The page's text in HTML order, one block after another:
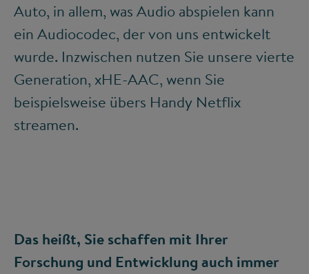
Auto, in allem, was Audio abspielen kann
ein Audiocodec, der von uns entwickelt
wurde. Inzwischen nutzen Sie unsere vierte
Generation, xHE-AAC, wenn Sie
beispielsweise übers Handy Netflix
streamen.
Das heißt, Sie schaffen mit Ihrer
Forschung und Entwicklung auch immer